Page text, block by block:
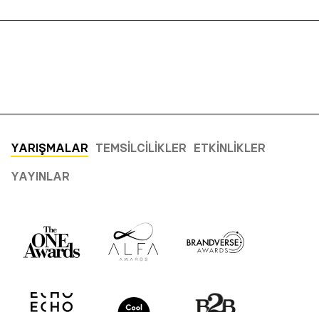
YARIŞMALAR TEMSILCILIKLER ETKINLIKLER
YAYINLAR